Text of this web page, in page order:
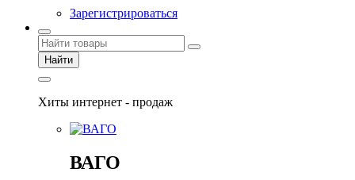
Зарегистрироваться
Найти
Хиты интернет - продаж
ВАГО